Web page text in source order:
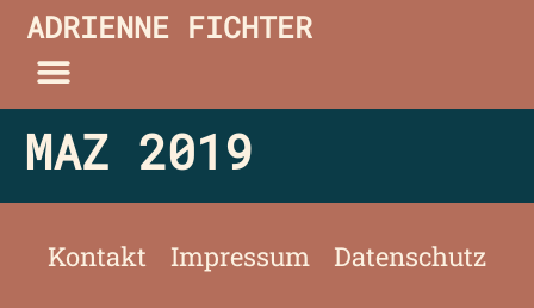
ADRIENNE FICHTER
MAZ 2019
Kontakt Impressum Datenschutz